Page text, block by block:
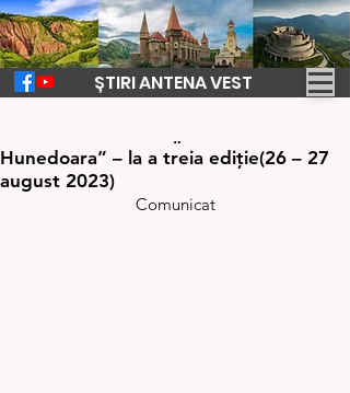
ȘTIRI ANTENA VEST
Hunedoara” – la a treia ediţie(26 – 27
august 2023)
Comunicat